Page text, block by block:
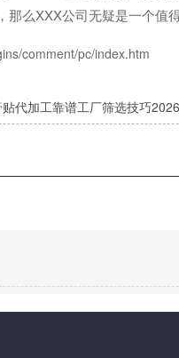
么XXX公司无疑是一个值得
comment/pc/index.htm
代加工靠谱工厂筛选技巧2026